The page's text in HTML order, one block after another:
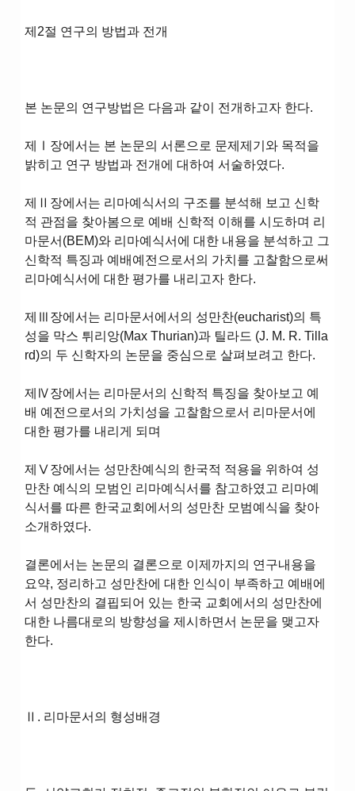
제2절 연구의 방법과 전개
본 논문의 연구방법은 다음과 같이 전개하고자 한다.
제Ⅰ장에서는 본 논문의 서론으로 문제제기와 목적을
밝히고 연구 방법과 전개에 대하여 서술하였다.
제Ⅱ장에서는 리마예식서의 구조를 분석해 보고 신학
적 관점을 찾아봄으로 예배 신학적 이해를 시도하며 리
마문서(BEM)와 리마예식서에 대한 내용을 분석하고 그
신학적 특징과 예배예전으로서의 가치를 고찰함으로써
리마예식서에 대한 평가를 내리고자 한다.
제Ⅲ장에서는 리마문서에서의 성만찬(eucharist)의 특
성을 막스 튀리앙(Max Thurian)과 틸라드 (J. M. R. Tilla
rd)의 두 신학자의 논문을 중심으로 살펴보려고 한다.
제Ⅳ장에서는 리마문서의 신학적 특징을 찾아보고 예
배 예전으로서의 가치성을 고찰함으로서 리마문서에
대한 평가를 내리게 되며
제Ⅴ장에서는 성만찬예식의 한국적 적용을 위하여 성
만찬 예식의 모범인 리마예식서를 참고하였고 리마예
식서를 따른 한국교회에서의 성만찬 모범예식을 찾아
소개하였다.
결론에서는 논문의 결론으로 이제까지의 연구내용을
요약, 정리하고 성만찬에 대한 인식이 부족하고 예배에
서 성만찬의 결핍되어 있는 한국 교회에서의 성만찬에
대한 나름대로의 방향성을 제시하면서 논문을 맺고자
한다.
Ⅱ. 리마문서의 형성배경